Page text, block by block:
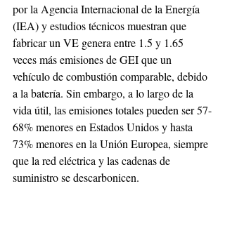
por la Agencia Internacional de la Energía
(IEA) y estudios técnicos muestran que
fabricar un VE genera entre 1.5 y 1.65
veces más emisiones de GEI que un
vehículo de combustión comparable, debido
a la batería. Sin embargo, a lo largo de la
vida útil, las emisiones totales pueden ser 57-
68% menores en Estados Unidos y hasta
73% menores en la Unión Europea, siempre
que la red eléctrica y las cadenas de
suministro se descarbonicen.